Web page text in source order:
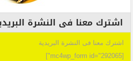
اشترك معنا فى النشرة
اشترك معنا فى النشرة البريدية
[mc4wp_form id="292065"]